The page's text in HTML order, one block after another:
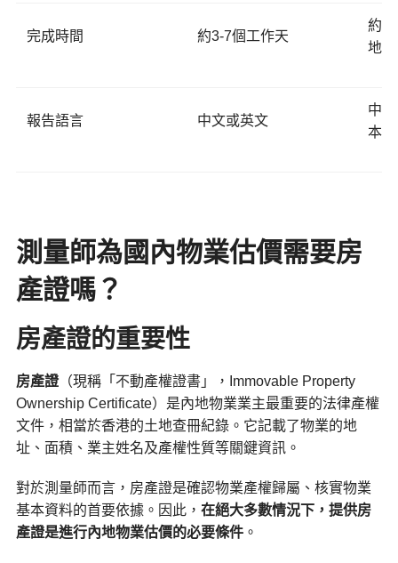
完成時間 約3-7個工作天
約5-
地
報告語言 中文或英文
中
本
測量師為國內物業估價需要房
產證嗎？
房產證的重要性
房產證（現稱「不動產權證書」，Immovable Property
Ownership Certificate）是內地物業業主最重要的法律產權
文件，相當於香港的土地查冊紀錄。它記載了物業的地
址、面積、業主姓名及產權性質等關鍵資訊。
對於測量師而言，房產證是確認物業產權歸屬、核實物業
基本資料的首要依據。因此， 在絕大多數情況下，提供房
產證是進行內地物業估價的必要條件。